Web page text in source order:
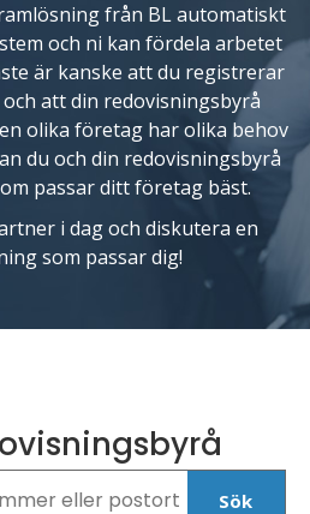
från BL automatiskt
och ni kan fördela arbetet
är kanske att du registrerar
att din redovisningsbyrå
olika företag har olika behov
du och din redovisningsbyrå
passar ditt företag bäst.
i dag och diskutera en
som passar dig!
Sök